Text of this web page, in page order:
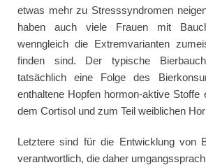
etwas mehr zu Stresssyndromen
haben auch viele Frauen mit
wenngleich die Extremvarianten
finden sind. Der typische
tatsächlich eine Folge des
enthaltene Hopfen hormon-aktive Stoffe
dem Cortisol und zum Teil weiblichen
Letztere sind für die Entwicklung von
verantwortlich, die daher